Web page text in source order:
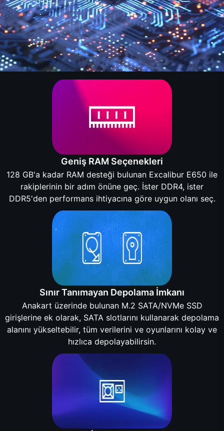
Geniş RAM Seçenekleri
128 GB'a kadar RAM desteği bulunan Excalibur E650 ile
rakiplerinin bir adım önüne geç. İster DDR4, ister
DDR5'den performans ihtiyacına göre uygun olanı seç.
Sınır Tanımayan Depolama İmkanı
Anakart üzerinde bulunan M.2 SATA/NVMe SSD
girişlerine ek olarak, SATA slotlarını kullanarak depolama
alanını yükseltebilir, tüm verilerini ve oyunlarını kolay ve
hızlıca depolayabilirsin.